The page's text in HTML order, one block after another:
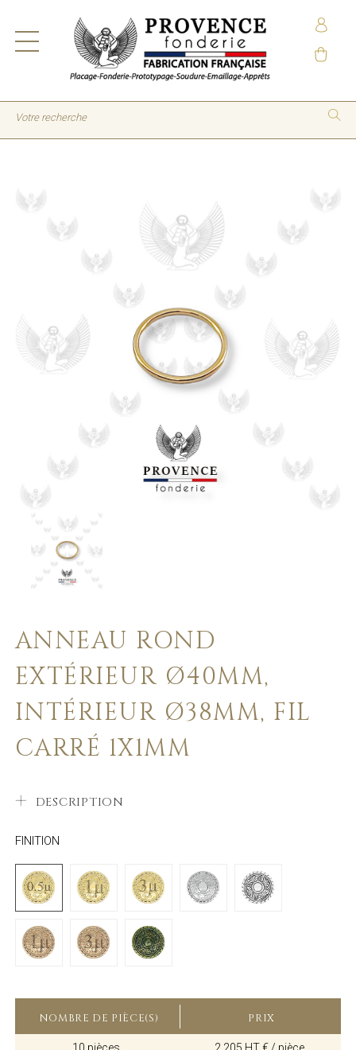
ANNEAU ROND
EXTÉRIEUR Ø40MM,
INTÉRIEUR Ø38MM, FIL
CARRÉ 1X1MM
DESCRIPTION
FINITION
NOMBRE DE PIÈCE(S) PRIX